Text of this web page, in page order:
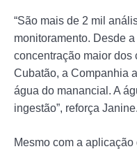
“São mais de 2 mil
monitoramento. Desde
concentração maior dos
Cubatão, a Companhia
água do manancial. A
ingestão”, reforça Janine.
Mesmo com a